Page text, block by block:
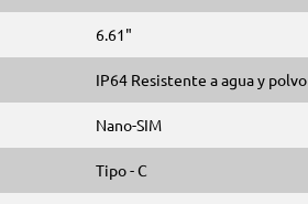
6.61"
IP64 Resistente a agua y polvo
Nano-SIM
Tipo - C